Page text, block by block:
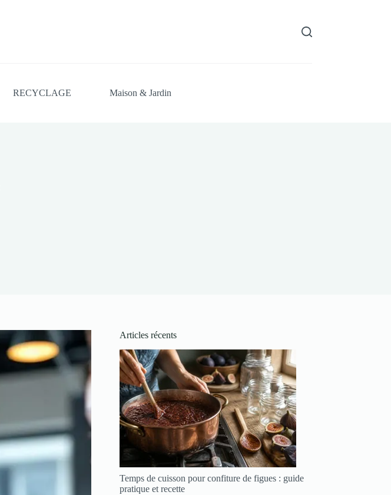
RECYCLAGE Maison & Jardin
Articles récents
Temps de cuisson pour confiture de figues : guide
pratique et recette